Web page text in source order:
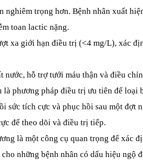
nghiêm trọng hơn. Bệnh nhân xuất
toan lactic nặng.
xa giới hạn điều trị (<4 mg/L), xác
hỗ trợ tưới máu thận và điều
phương pháp điều trị ưu tiên để loại
sức tích cực và phục hồi sau một đợt
để theo dõi và điều trị tiếp.
là một công cụ quan trọng để xác
những bệnh nhân có dấu hiệu ngộ